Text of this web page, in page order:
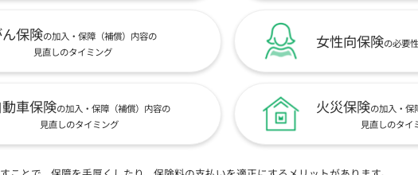
保険の加入・保障（補償）内容の
見直しのタイミング
女性向保険の必要
動車保険の加入・保障（補償）内容の
見直しのタイミング
火災保険の加入・保
見直しのタイ